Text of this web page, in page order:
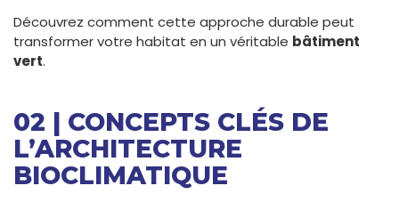
Découvrez comment cette approche durable peut
transformer votre habitat en un véritable bâtiment
vert.
02 | CONCEPTS CLÉS DE
L’ARCHITECTURE
BIOCLIMATIQUE